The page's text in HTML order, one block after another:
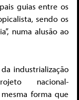
guias entre os
sendo os
numa alusão ao
industrialização
nacional-
forma que